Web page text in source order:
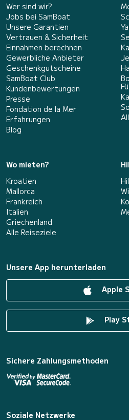
Wer sind wir?
Jobs bei SamBoat
Unsere Garantien
Vertrauen & Sicherheit
Einnahmen berechnen
Gewerbliche Anbieter
Geschenkgutscheine
SamBoat Club
Kundenbewertungen
Presse
Fondation de la Mer
Erfahrungen
Blog
Wo mieten?
Kroatien
Mallorca
Frankreich
Italien
Griechenland
Alle Reiseziele
Unsere App herunterladen
Apple
Play
Sichere Zahlungsmethoden
Soziale Netzwerke